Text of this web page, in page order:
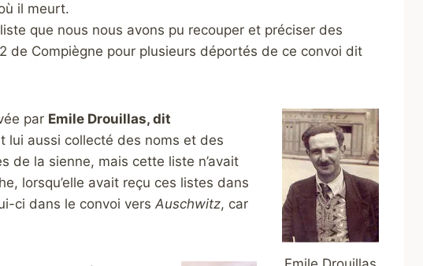
il meurt.
que nous nous avons pu recouper et préciser des
de Compiègne pour plusieurs déportés de ce convoi dit
par Emile Drouillas, dit
lui aussi collecté des noms et des
de la sienne, mais cette liste n’avait
lorsqu’elle avait reçu ces listes dans
ci dans le convoi vers Auschwitz, car